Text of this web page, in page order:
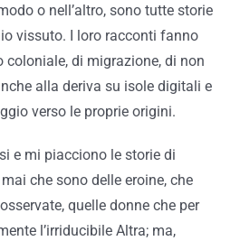
o nell’altro, sono tutte storie
vissuto. I loro racconti fanno
coloniale, di migrazione, di non
alla deriva su isole digitali e
verso le proprie origini.
e mi piacciono le storie di
che sono delle eroine, che
quelle donne che per
l’irriducibile Altra; ma,